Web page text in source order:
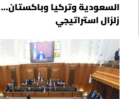
السعودية وتركيا
زلزال استراتيجي